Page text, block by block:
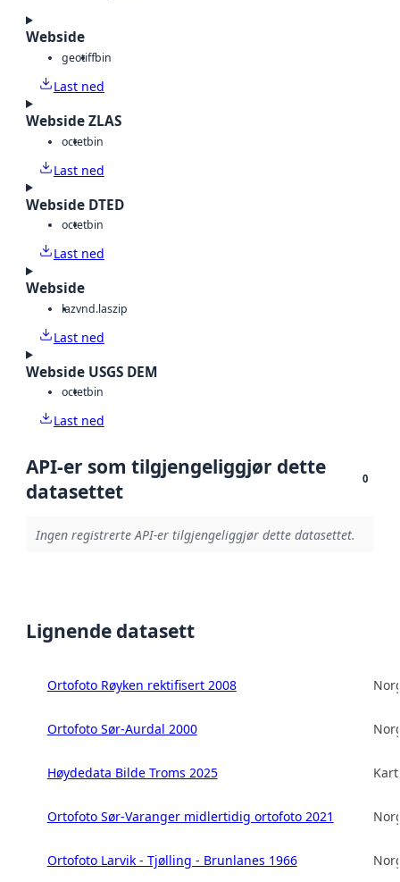
Webside
geotiffbin
Last ned
Webside ZLAS
octetbin
Last ned
Webside DTED
octetbin
Last ned
Webside
lazvnd.laszip
Last ned
Webside USGS DEM
octetbin
Last ned
API-er som tilgjengeliggjør dette
datasettet
0
Ingen registrerte API-er tilgjengeliggjør dette datasettet.
Lignende datasett
Ortofoto Røyken rektifisert 2008
Ortofoto Sør-Aurdal 2000
Høydedata Bilde Troms 2025
Ortofoto Sør-Varanger midlertidig ortofoto 2021
Ortofoto Larvik - Tjølling - Brunlanes 1966